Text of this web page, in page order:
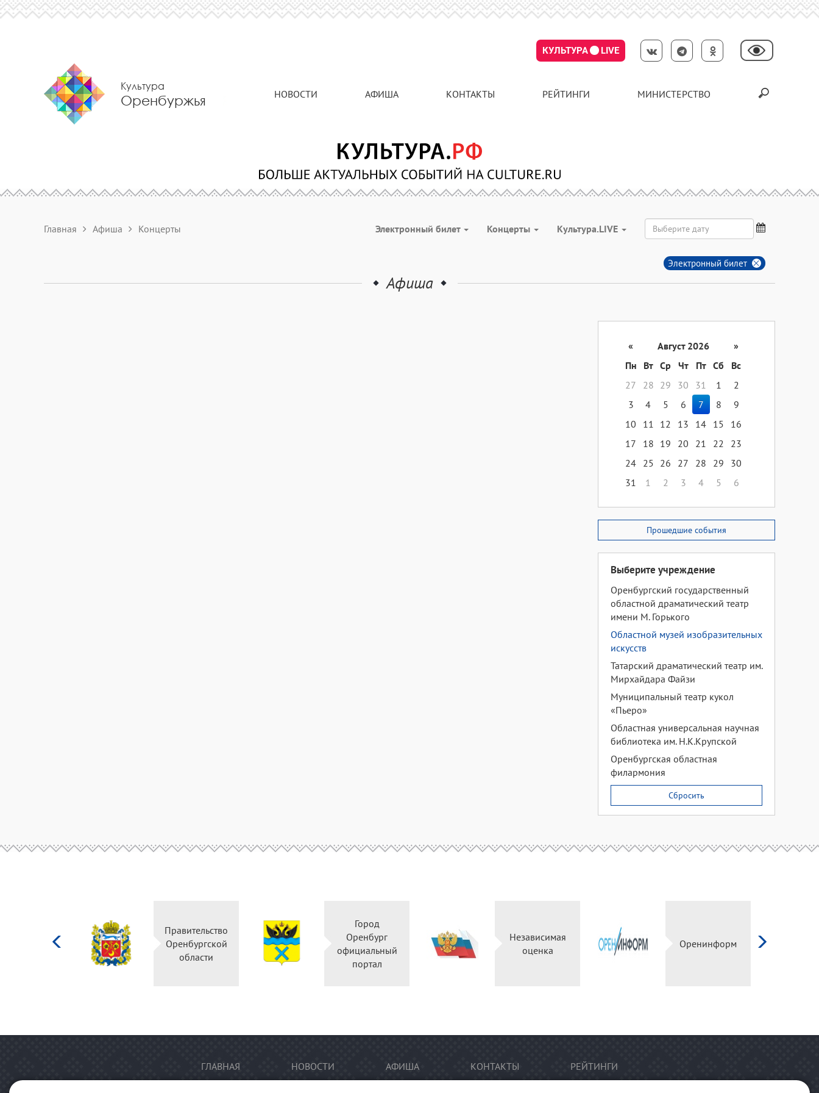
КУЛЬТУРА LIVE
Культура
Оренбуржья НОВОСТИ АФИША КОНТАКТЫ РЕЙТИНГИ МИНИСТЕРСТВО
Главная Афиша Концерты Электронный билет Концерты Культура.LIVE
Электронный билет
Афиша
« Август 2026
»
Пн
Вт Ср Чт Пт Сб
Вс
27
28 29 30 31 1
2
3
4 5 6 7 8
9
10
11 12 13 14 15
16
17
18 19 20 21 22
23
24 25 26 27 28 29
30
31
1 2 3 4 5 6
Прошедшие события
Выберите учреждение
Оренбургский государственный
областной драматический театр
имени М. Горького
Областной музей изобразительных
искусств
Татарский драматический театр им.
Мирхайдара Файзи
Муниципальный театр кукол
«Пьеро»
Областная универсальная научная
библиотека им. Н.К.Крупской
Оренбургская областная
филармония
Сбросить
Правительство
Оренбургской
области
Город
Оренбург
официальный
портал
Независимая
оценка
Оренинформ
ГЛАВНАЯ НОВОСТИ АФИША КОНТАКТЫ РЕЙТИНГИ